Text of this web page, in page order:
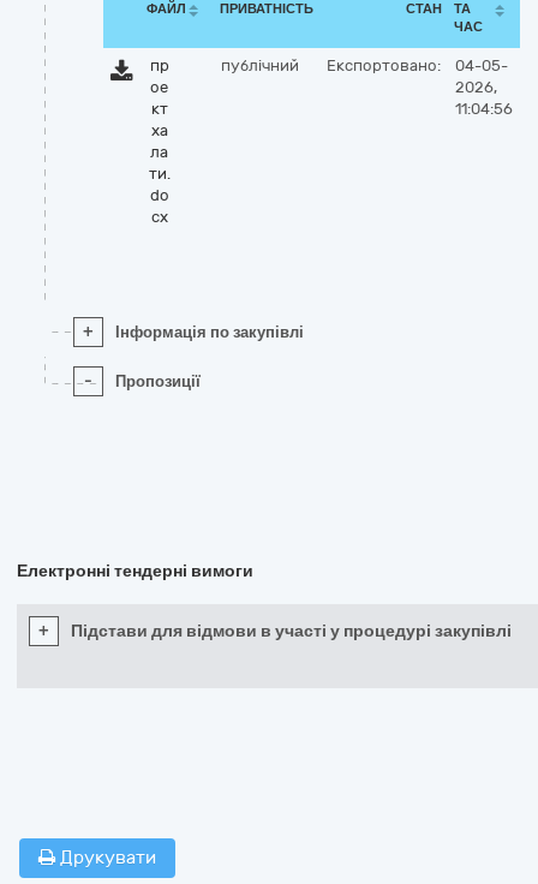
ФАЙЛ ПРИВАТНІСТЬ СТАН
ТА
ЧАС
пр
ое
кт
ха
ла
ти.
do
cx
публічний Експортовано:
04-05-
2026,
11:04:56
+ Інформація по закупівлі
- Пропозиції
Електронні тендерні вимоги
+ Підстави для відмови в участі у процедурі закупівлі
Друкувати